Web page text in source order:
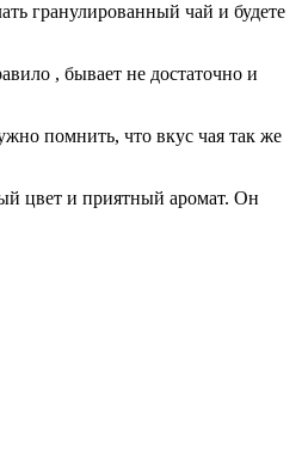
гранулированный чай и будете
, бывает не достаточно и
помнить, что вкус чая так же
цвет и приятный аромат. Он